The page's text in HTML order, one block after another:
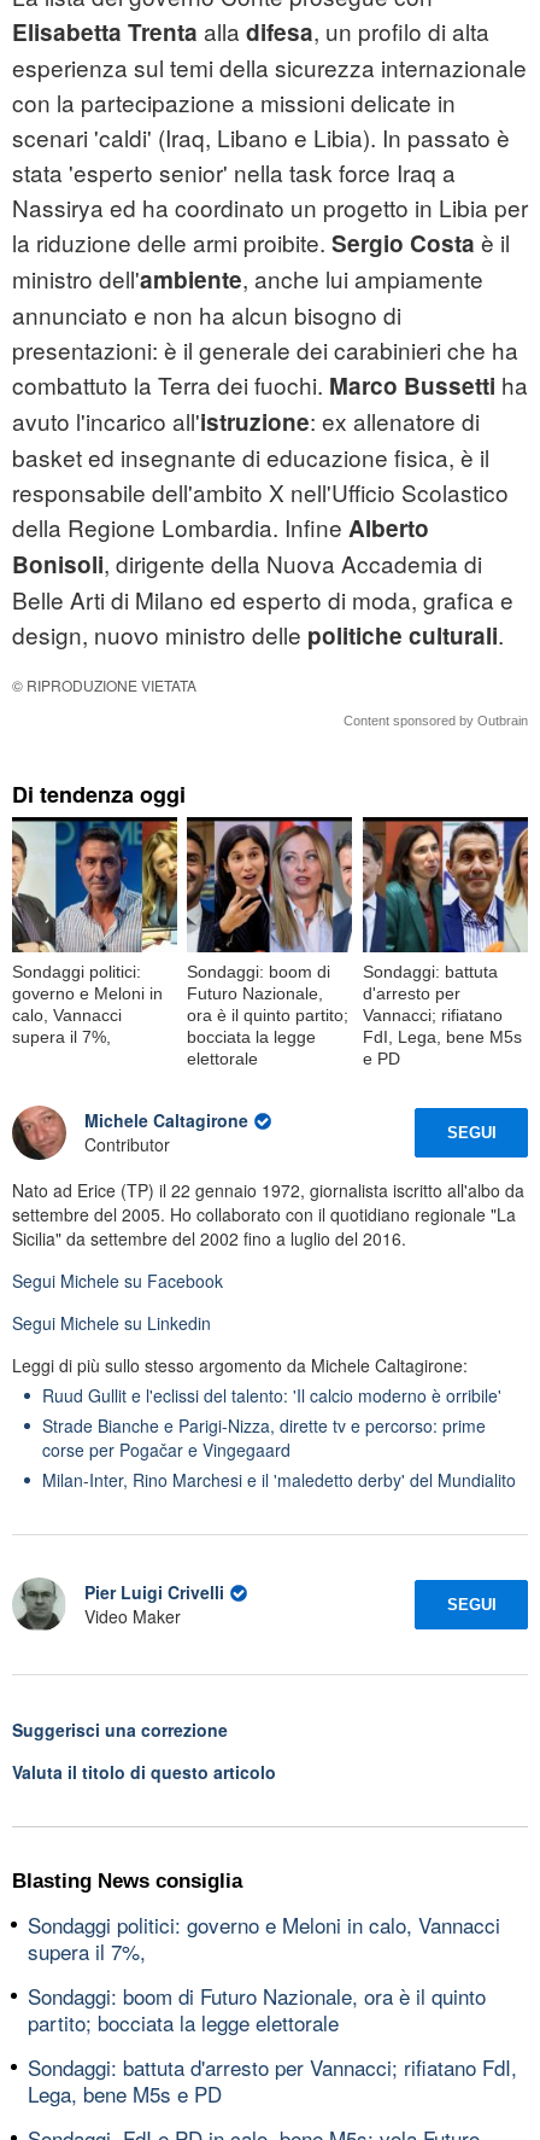
Elisabetta Trenta alla difesa, un profilo di alta
esperienza sul temi della sicurezza internazionale
con la partecipazione a missioni delicate in
scenari 'caldi' (Iraq, Libano e Libia). In passato è
stata 'esperto senior' nella task force Iraq a
Nassirya ed ha coordinato un progetto in Libia per
la riduzione delle armi proibite. Sergio Costa è il
ministro dell'ambiente, anche lui ampiamente
annunciato e non ha alcun bisogno di
presentazioni: è il generale dei carabinieri che ha
combattuto la Terra dei fuochi. Marco Bussetti ha
avuto l'incarico all'istruzione: ex allenatore di
basket ed insegnante di educazione fisica, è il
responsabile dell'ambito X nell'Ufficio Scolastico
della Regione Lombardia. Infine Alberto
Bonisoli, dirigente della Nuova Accademia di
Belle Arti di Milano ed esperto di moda, grafica e
design, nuovo ministro delle politiche culturali.
© RIPRODUZIONE VIETATA
Content sponsored by Outbrain
Di tendenza oggi
Sondaggi politici:
governo e Meloni in
calo, Vannacci
supera il 7%,
Sondaggi: boom di
Futuro Nazionale,
ora è il quinto partito;
bocciata la legge
elettorale
Sondaggi: battuta
d'arresto per
Vannacci; rifiatano
FdI, Lega, bene M5s
e PD
Michele Caltagirone
Contributor
SEGUI
Nato ad Erice (TP) il 22 gennaio 1972, giornalista iscritto all'albo da
settembre del 2005. Ho collaborato con il quotidiano regionale "La
Sicilia" da settembre del 2002 fino a luglio del 2016.
Segui Michele su Facebook
Segui Michele su Linkedin
Leggi di più sullo stesso argomento da Michele Caltagirone:
Ruud Gullit e l'eclissi del talento: 'Il calcio moderno è orribile'
Strade Bianche e Parigi-Nizza, dirette tv e percorso: prime
corse per Pogačar e Vingegaard
Milan-Inter, Rino Marchesi e il 'maledetto derby' del Mundialito
Pier Luigi Crivelli
Video Maker
SEGUI
Suggerisci una correzione
Valuta il titolo di questo articolo
Blasting News consiglia
Sondaggi politici: governo e Meloni in calo, Vannacci
supera il 7%,
Sondaggi: boom di Futuro Nazionale, ora è il quinto
partito; bocciata la legge elettorale
Sondaggi: battuta d'arresto per Vannacci; rifiatano FdI,
Lega, bene M5s e PD